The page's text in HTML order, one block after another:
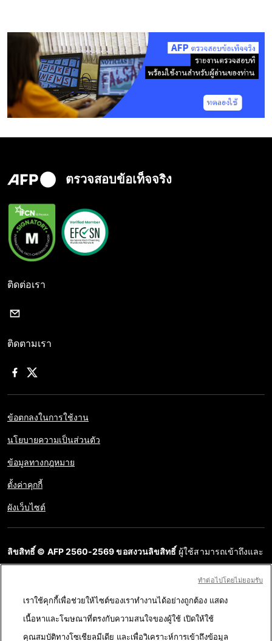
ตรวจสอบข้อเท็จจริง
ติดต่อเรา
ติดตามเรา
ข้อตกลงในการใช้งาน
นโยบายความเป็นส่วนตัว
ข้อมูลทางกฎหมาย
ตั้งค่าคุกกี้
ผังเว็บไซต์
ลิขสิทธิ์ © AFP 2560-2569 ขอสงวนลิขสิทธิ์ ผู้ใช้สามารถเข้าถึงและ
นำเนื้อหาบนเว็บไซต์ของ AFP ไปเผยแพร่ต่อโดยไม่ได้รับอนุญาตก่อน
ในวัตถุประสงค์อื่น โดยเฉพาะการนำไปผลิตซ้ำ การใช้เพื่อสื่อสารกับ
เราใช้คุกกี้เพื่อช่วยให้ไซต์ของเราทำงานได้อย่างถูกต้อง แสดง
เนื้อหาและโฆษณาที่ตรงกับความสนใจของผู้ใช้ เปิดให้ใช้
คุณสมบัติทางโซเชียลมีเดีย และเพื่อวิเคราะห์การเข้าถึงข้อมูล
ทําต่อไปโดยไม่ยอมรับ